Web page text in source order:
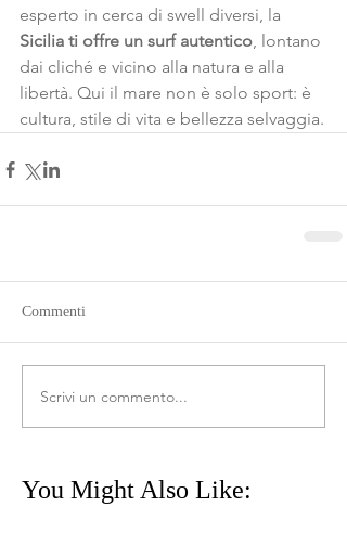
You Might Also Like:
esperto in cerca di swell diversi, la
Sicilia ti offre un surf autentico, lontano
dai cliché e vicino alla natura e alla
libertà. Qui il mare non è solo sport: è
cultura, stile di vita e bellezza selvaggia.
Commenti
Scrivi un commento...